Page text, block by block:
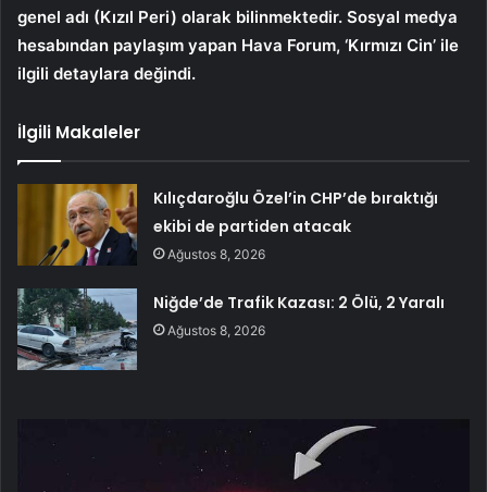
genel adı (Kızıl Peri) olarak bilinmektedir. Sosyal medya
hesabından paylaşım yapan Hava Forum, ‘Kırmızı Cin’ ile
ilgili detaylara değindi.
İlgili Makaleler
Kılıçdaroğlu Özel’in CHP’de bıraktığı
ekibi de partiden atacak
Ağustos 8, 2026
Niğde’de Trafik Kazası: 2 Ölü, 2 Yaralı
Ağustos 8, 2026